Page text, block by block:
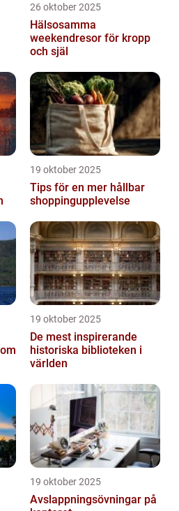
26 oktober 2025
Hälsosamma
weekendresor för kropp
och själ
19 oktober 2025
Tips för en mer hållbar
shoppingupplevelse
19 oktober 2025
De mest inspirerande
historiska biblioteken i
världen
19 oktober 2025
Avslappningsövningar på